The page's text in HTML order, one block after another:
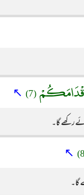
اَقْدَامَكُمْ (7)
↖
رکھے گا۔
↖